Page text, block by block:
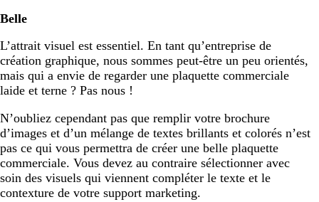
Belle
L’attrait visuel est essentiel. En tant qu’entreprise de
création graphique, nous sommes peut-être un peu orientés,
mais qui a envie de regarder une plaquette commerciale
laide et terne ? Pas nous !
N’oubliez cependant pas que remplir votre brochure
d’images et d’un mélange de textes brillants et colorés n’est
pas ce qui vous permettra de créer une belle plaquette
commerciale. Vous devez au contraire sélectionner avec
soin des visuels qui viennent compléter le texte et le
contexture de votre support marketing.